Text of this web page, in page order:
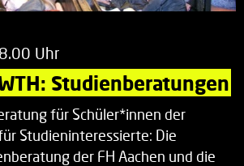
Uhr
Studienberatungen
für Schüler*innen der
Studieninteressierte: Die
der FH Aachen und die